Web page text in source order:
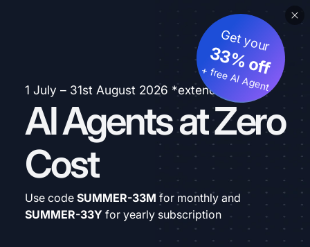
1 July – 31st August 2026 *extended
AI Agents at Zero
Cost
Get your
33% off
+ free AI Agent
Use code SUMMER-33M for monthly and
SUMMER-33Y for yearly subscription